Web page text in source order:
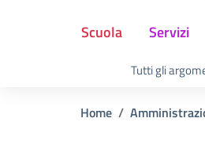
Scuola Servizi
Tutti gli
Home